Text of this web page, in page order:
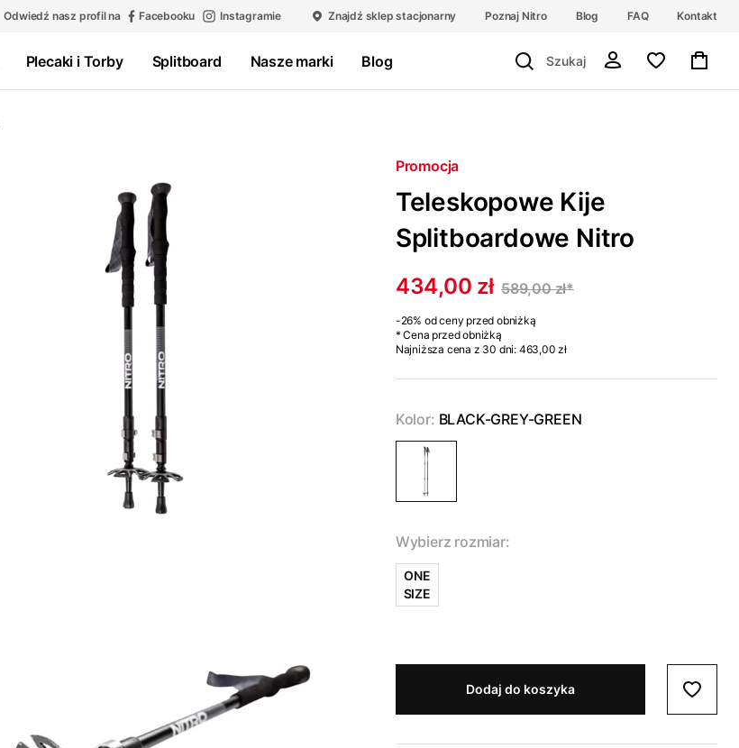
Odwiedź nasz profil na Facebooku Instagramie Znajdź sklep stacjonarny Poznaj Nitro Blog FAQ Kontakt
Plecaki i Torby Splitboard Nasze marki Blog
Promocja
Teleskopowe Kije
Splitboardowe Nitro
434,00 zł 589,00 zł*
-26% od ceny przed obniżką
* Cena przed obniżką
Najniższa cena z 30 dni: 463,00 zł
Kolor: BLACK-GREY-GREEN
Wybierz rozmiar:
ONE
SIZE
Dodaj do koszyka